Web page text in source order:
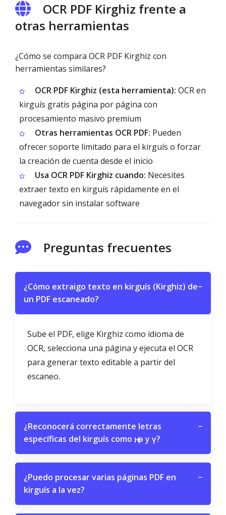
OCR PDF Kirghiz frente a
otras herramientas
¿Cómo se compara OCR PDF Kirghiz con
herramientas similares?
OCR PDF Kirghiz (esta herramienta): OCR en
kirguís gratis página por página con
procesamiento masivo premium
Otras herramientas OCR PDF: Pueden
ofrecer soporte limitado para el kirguís o forzar
la creación de cuenta desde el inicio
Usa OCR PDF Kirghiz cuando: Necesites
extraer texto en kirguís rápidamente en el
navegador sin instalar software
Preguntas frecuentes
¿Cómo extraigo texto en kirguís (Kirghiz) de
un PDF escaneado?
−
Sube el PDF, elige Kirghiz como idioma de
OCR, selecciona una página y ejecuta el OCR
para generar texto editable a partir del
escaneo.
¿Reconocerá correctamente letras
específicas del kirguís como ң, ө y ү?
−
¿Puedo procesar varias páginas PDF en
kirguís a la vez?
−